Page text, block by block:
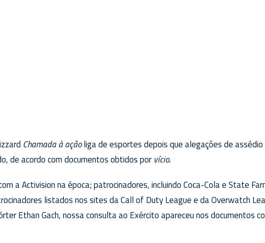
Chamada à açãoliga de esportes depois que alegações de
de acordo com documentos obtidos porvício.
a Activision na época; patrocinadores, incluindo Coca-Cola e State
listados nos sites da Call of Duty League e da Overwatch
Ethan Gach, nossa consulta ao Exército apareceu nos documentos